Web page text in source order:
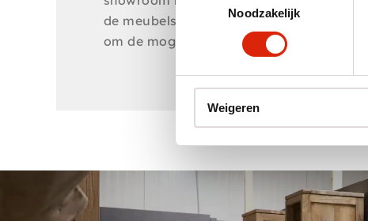
Noodzakelijk
Weigeren
de meubels van jouw keuze. Heb je
om de mogelijkheden te bespreken en je